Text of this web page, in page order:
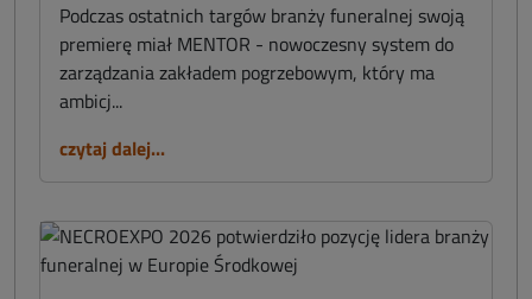
Podczas ostatnich targów branży funeralnej swoją
premierę miał MENTOR - nowoczesny system do
zarządzania zakładem pogrzebowym, który ma
ambicj...
czytaj dalej...